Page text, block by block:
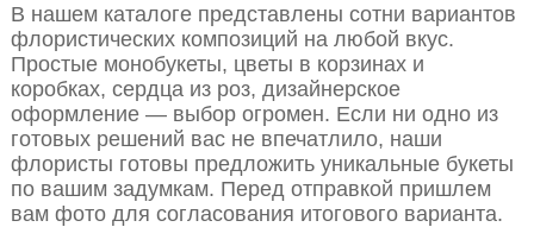
В нашем каталоге представлены сотни вариантов
флористических композиций на любой вкус.
Простые монобукеты, цветы в корзинах и
коробках, сердца из роз, дизайнерское
оформление — выбор огромен. Если ни одно из
готовых решений вас не впечатлило, наши
флористы готовы предложить уникальные букеты
по вашим задумкам. Перед отправкой пришлем
вам фото для согласования итогового варианта.